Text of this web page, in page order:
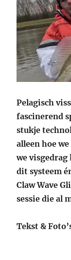
Pelagisch
fascinerend
stukje
alleen hoe
we visgedrag
dit systeem
Claw Wave
sessie die al
Tekst &